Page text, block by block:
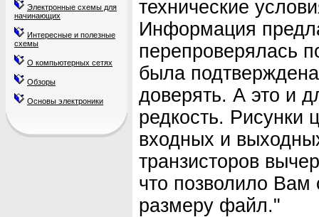
Электронные схемы для
начинающих
Интересные и полезные
схемы
О компьютерных сетях
Обзоры
Основы электроники
технические
Информация
перепроверялась
была
доверять. А это и
редкость. Рисунки
входных и
транзисторов
что позволило Вам
размеру файл."